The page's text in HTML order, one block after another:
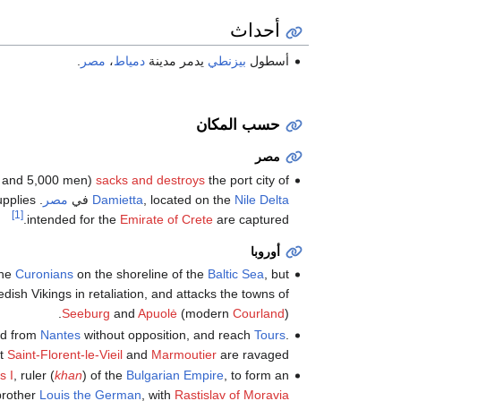
أحداث
أسطول بيزنطي يدمر مدينةدمياط، مصر
حسب المكان
مصر
5,000 men) sacks and destroysthe port city of
Damietta , located on the Nile Delta في مصر
intended for the Emirate of Creteare captured.
[1]
أوروبا
Curonianson the shoreline of the Baltic Sea, but
Vikings in retaliation, and attacks the towns of
Seeburg and Apuolė(modern Courland).
from Nanteswithout opposition, and reach Tours.
Saint-Florent-le-Vieiland Marmoutierare ravaged.
I , ruler (khan) of the Bulgarian Empire, to form an
Louis the German , with Rastislav of Moravia